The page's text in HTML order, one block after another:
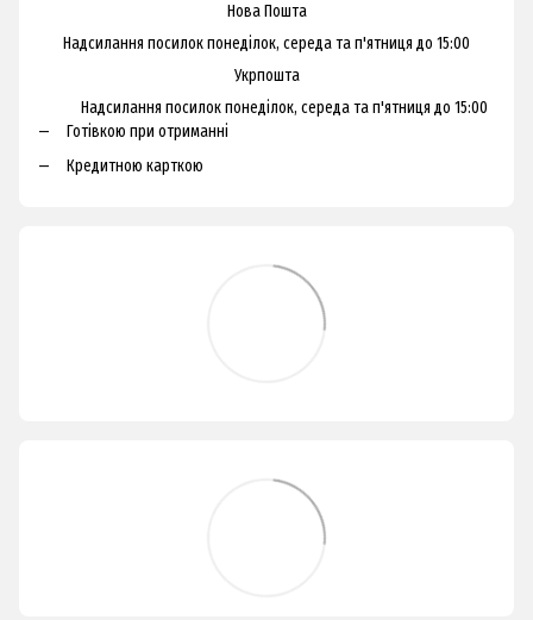
Нова Пошта
Надсилання посилок понеділок, середа та п'ятниця до 15:00
Укрпошта
Надсилання посилок понеділок, середа та п'ятниця до 15:00
Готівкою при отриманні
Кредитною карткою